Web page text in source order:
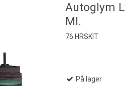
Autoglym
Ml.
76 HRSKIT
På lager